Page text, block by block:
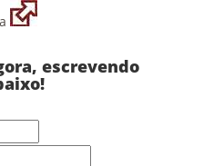
escrevendo